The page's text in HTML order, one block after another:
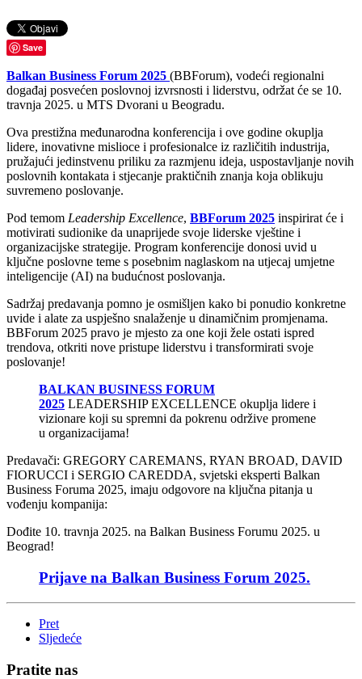
Save
Balkan Business Forum 2025 (BBForum), vodeći regionalni
događaj posvećen poslovnoj izvrsnosti i liderstvu, održat će se 10.
travnja 2025. u MTS Dvorani u Beogradu.
Ova prestižna međunarodna konferencija i ove godine okuplja
lidere, inovativne mislioce i profesionalce iz različitih industrija,
pružajući jedinstvenu priliku za razmjenu ideja, uspostavljanje novih
poslovnih kontakata i stjecanje praktičnih znanja koja oblikuju
suvremeno poslovanje.
Pod temom Leadership Excellence, BBForum 2025 inspirirat će i
motivirati sudionike da unaprijede svoje liderske vještine i
organizacijske strategije. Program konferencije donosi uvid u
ključne poslovne teme s posebnim naglaskom na utjecaj umjetne
inteligencije (AI) na budućnost poslovanja.
Sadržaj predavanja pomno je osmišljen kako bi ponudio konkretne
uvide i alate za uspješno snalaženje u dinamičnim promjenama.
BBForum 2025 pravo je mjesto za one koji žele ostati ispred
trendova, otkriti nove pristupe liderstvu i transformirati svoje
poslovanje!
BALKAN BUSINESS FORUM
2025 LEADERSHIP EXCELLENCE okuplja lidere i
vizionare koji su spremni da pokrenu održive promene
u organizacijama!
Predavači: GREGORY CAREMANS, RYAN BROAD, DAVID
FIORUCCI i SERGIO CAREDDA, svjetski eksperti Balkan
Business Foruma 2025, imaju odgovore na ključna pitanja u
vođenju kompanija:
Dođite 10. travnja 2025. na Balkan Business Forumu 2025. u
Beograd!
Prijave na Balkan Business Forum 2025.
Pret
Sljedeće
Pratite nas